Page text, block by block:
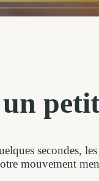
secondes,
mouvement